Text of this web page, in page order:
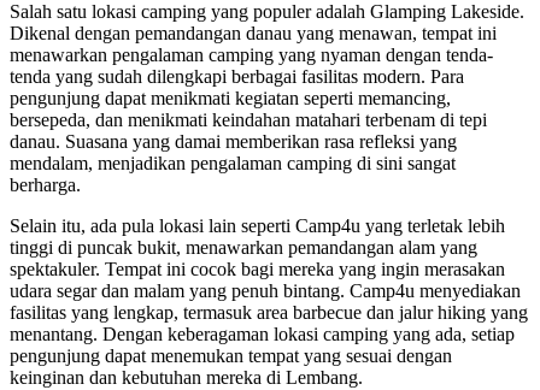
Salah satu lokasi camping yang populer adalah Glamping Lakeside.
Dikenal dengan pemandangan danau yang menawan, tempat ini
menawarkan pengalaman camping yang nyaman dengan tenda-
tenda yang sudah dilengkapi berbagai fasilitas modern. Para
pengunjung dapat menikmati kegiatan seperti memancing,
bersepeda, dan menikmati keindahan matahari terbenam di tepi
danau. Suasana yang damai memberikan rasa refleksi yang
mendalam, menjadikan pengalaman camping di sini sangat
berharga.
Selain itu, ada pula lokasi lain seperti Camp4u yang terletak lebih
tinggi di puncak bukit, menawarkan pemandangan alam yang
spektakuler. Tempat ini cocok bagi mereka yang ingin merasakan
udara segar dan malam yang penuh bintang. Camp4u menyediakan
fasilitas yang lengkap, termasuk area barbecue dan jalur hiking yang
menantang. Dengan keberagaman lokasi camping yang ada, setiap
pengunjung dapat menemukan tempat yang sesuai dengan
keinginan dan kebutuhan mereka di Lembang.